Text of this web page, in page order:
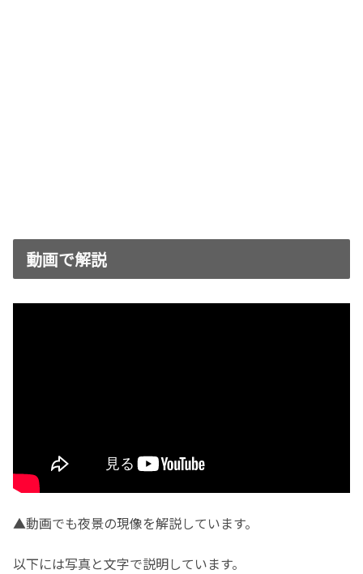
動画で解説
▲動画でも夜景の現像を解説しています。
以下には写真と文字で説明しています。